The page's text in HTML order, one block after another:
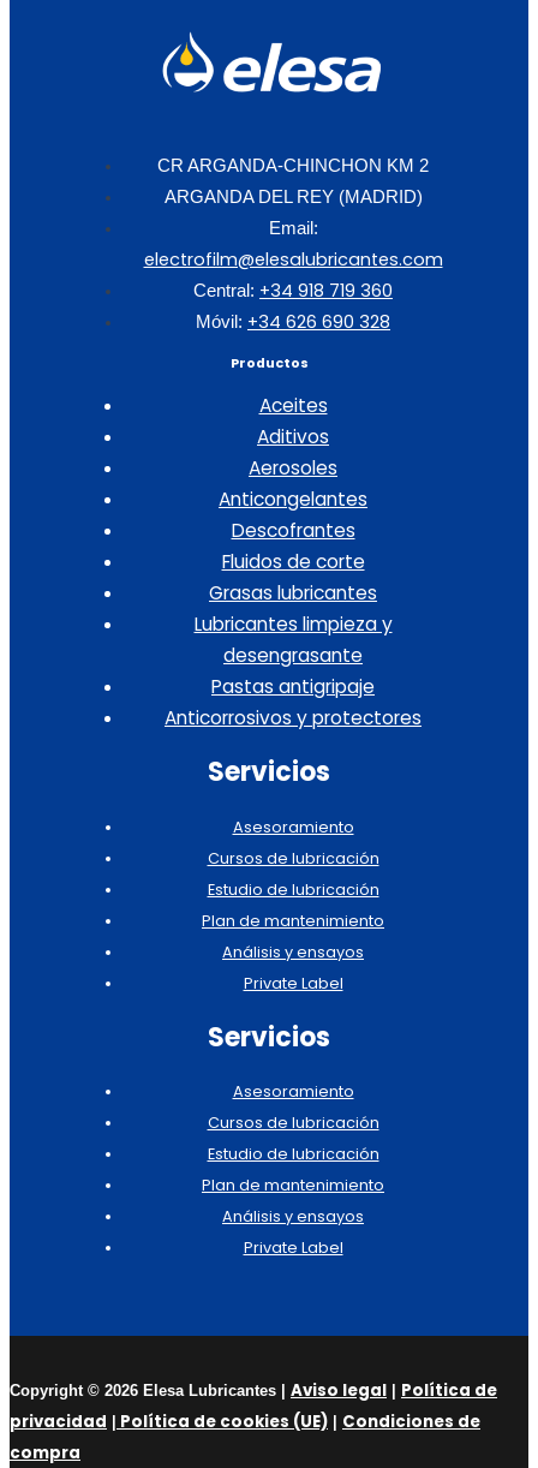
CR ARGANDA-CHINCHON KM 2
ARGANDA DEL REY (MADRID)
Email:
electrofilm@elesalubricantes.com
Central: +34 918 719 360
Móvil: +34 626 690 328
Productos
Aceites
Aditivos
Aerosoles
Anticongelantes
Descofrantes
Fluidos de corte
Grasas lubricantes
Lubricantes limpieza y
desengrasante
Pastas antigripaje
Anticorrosivos y protectores
Servicios
Asesoramiento
Cursos de lubricación
Estudio de lubricación
Plan de mantenimiento
Análisis y ensayos
Private Label
Servicios
Asesoramiento
Cursos de lubricación
Estudio de lubricación
Plan de mantenimiento
Análisis y ensayos
Private Label
Copyright © 2026 Elesa Lubricantes | Aviso legal | Política de
privacidad | Política de cookies (UE) | Condiciones de
compra